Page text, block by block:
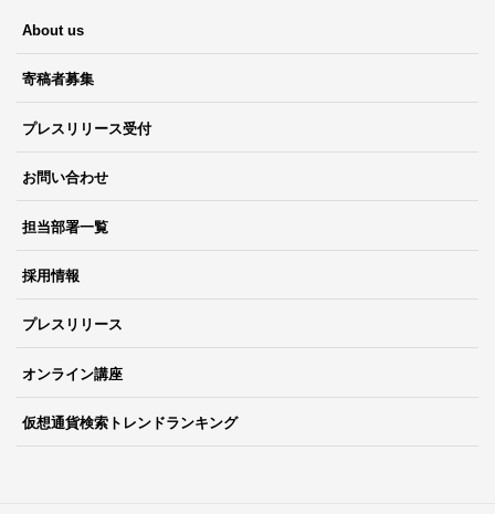
About us
寄稿者募集
プレスリリース受付
お問い合わせ
担当部署一覧
採用情報
プレスリリース
オンライン講座
仮想通貨検索トレンドランキング